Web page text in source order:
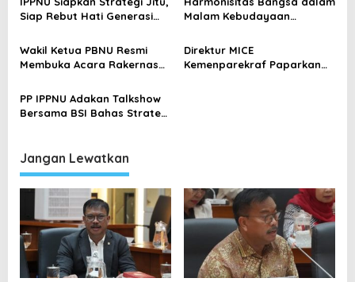
i
p
o
s
Siap Rebut Hati Generasi
Malam Kebudayaan
Wakil Ketua PBNU Resmi
Membuka Acara Rakernas
Direktur MICE
Kemenparekraf Paparkan
PP IPPNU Adakan Talkshow
Bersama BSI Bahas Strategi
Jangan Lewatkan